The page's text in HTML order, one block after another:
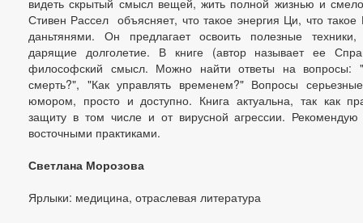
видеть скрытый смысл вещей, жить полной жизнью и
Стивен Рассел объясняет, что такое энергия Ци, что
даньтянями. Он предлагает освоить полезные
дарящие долголетие. В книге (автор называет ее
философский смысл. Можно найти ответы на вопросы:
смерть?", "Как управлять временем?" Вопросы
юмором, просто и доступно. Книга актуальна, так как
защиту в том числе и от вирусной агрессии. Рекомендую
восточными практиками.
Светлана Морозова
Ярлыки: медицина, отраслевая литература